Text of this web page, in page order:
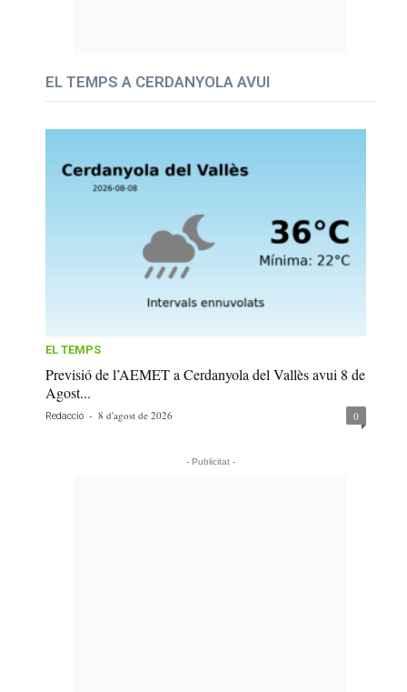
EL TEMPS A CERDANYOLA AVUI
EL TEMPS
Previsió de l’AEMET a Cerdanyola del Vallès avui 8 de
Agost...
Redacció - 8 d'agost de 2026 0
- Publicitat -